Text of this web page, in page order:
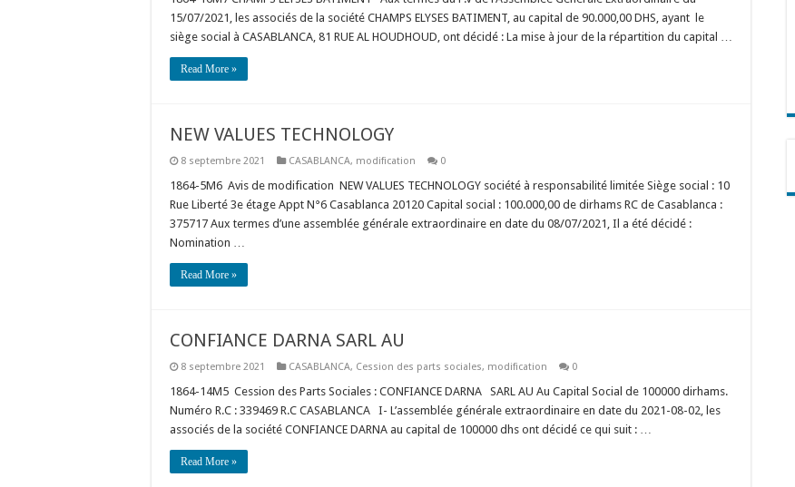
15/07/2021, les associés de la société CHAMPS ELYSES BATIMENT, au capital de 90.000,00 DHS, ayant le
siège social à CASABLANCA, 81 RUE AL HOUDHOUD, ont décidé : La mise à jour de la répartition du capital …
Read More »
NEW VALUES TECHNOLOGY
8 septembre 2021 CASABLANCA, modification 0
1864-5M6 Avis de modification NEW VALUES TECHNOLOGY société à responsabilité limitée Siège social : 10
Rue Liberté 3e étage Appt N°6 Casablanca 20120 Capital social : 100.000,00 de dirhams RC de Casablanca :
375717 Aux termes d’une assemblée générale extraordinaire en date du 08/07/2021, Il a été décidé :
Nomination …
Read More »
CONFIANCE DARNA SARL AU
8 septembre 2021 CASABLANCA, Cession des parts sociales, modification 0
1864-14M5 Cession des Parts Sociales : CONFIANCE DARNA SARL AU Au Capital Social de 100000 dirhams.
Numéro R.C : 339469 R.C CASABLANCA I- L’assemblée générale extraordinaire en date du 2021-08-02, les
associés de la société CONFIANCE DARNA au capital de 100000 dhs ont décidé ce qui suit : …
Read More »